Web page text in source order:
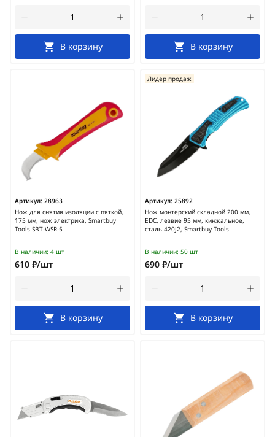
В корзину В корзину
Артикул: 28963
Нож для снятия изоляции с пяткой,
175 мм, нож электрика, Smartbuy
Tools SBT-WSR-5
В наличии: 4 шт
610 ₽/шт
В корзину
Артикул: 25892
Нож монтерский складной 200 мм,
EDC, лезвие 95 мм, кинжальное,
сталь 420J2, Smartbuy Tools
Лидер продаж
В наличии: 50 шт
690 ₽/шт
В корзину